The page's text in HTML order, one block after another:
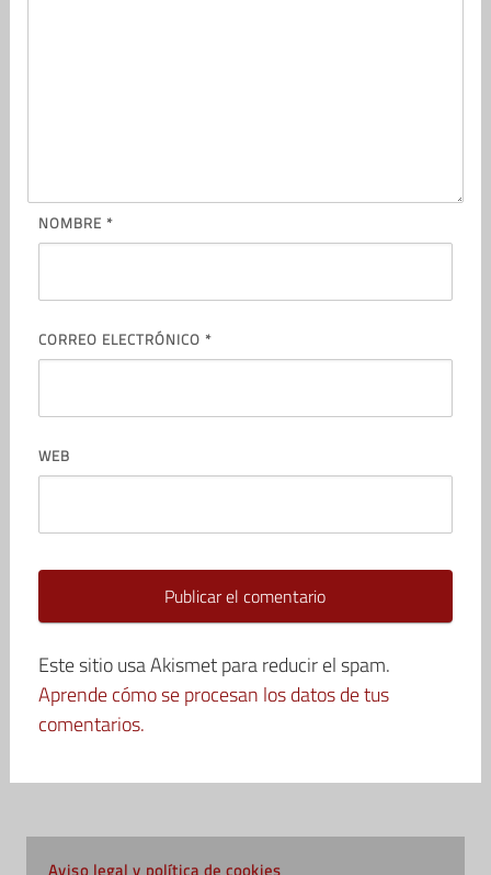
NOMBRE *
CORREO ELECTRÓNICO *
WEB
Este sitio usa Akismet para reducir el spam.
Aprende cómo se procesan los datos de tus
comentarios.
Aviso legal y política de cookies